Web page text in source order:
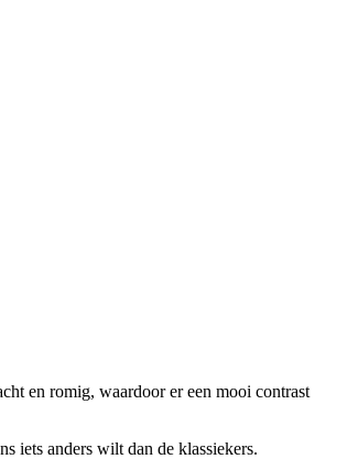
en romig, waardoor er een mooi contrast
iets anders wilt dan de klassiekers.